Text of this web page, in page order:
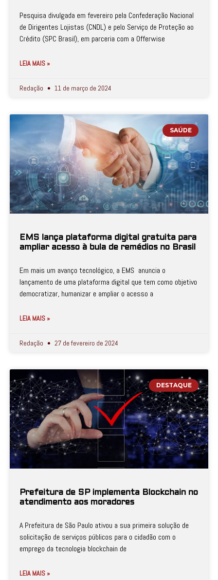
Pesquisa divulgada em fevereiro pela Confederação Nacional
de Dirigentes Lojistas (CNDL) e pelo Serviço de Proteção ao
Crédito (SPC Brasil), em parceria com a Offerwise
LEIA MAIS »
Redação 11 de março de 2024
SAÚDE
EMS lança plataforma digital gratuita para
ampliar acesso à bula de remédios no Brasil
Em mais um avanço tecnológico, a EMS anuncia o
lançamento de uma plataforma digital que tem como objetivo
democratizar, humanizar e ampliar o acesso a
LEIA MAIS »
Redação 27 de fevereiro de 2024
DESTAQUE
Prefeitura de SP implementa Blockchain no
atendimento aos moradores
A Prefeitura de São Paulo ativou a sua primeira solução de
solicitação de serviços públicos para o cidadão com o
emprego da tecnologia blockchain de
LEIA MAIS »